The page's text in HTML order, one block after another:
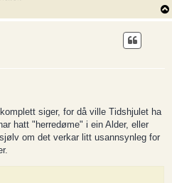
siger, for då ville Tidshjulet ha
hatt "herredøme" i ein Alder, eller
om det verkar litt usannsynleg for